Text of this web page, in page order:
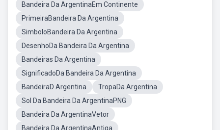
Bandeira Da ArgentinaEm Continente
PrimeiraBandeira Da Argentina
SimboloBandeira Da Argentina
DesenhoDa Bandeira Da Argentina
Bandeiras Da Argentina
SignificadoDa Bandeira Da Argentina
BandeiraD Argentina
TropaDa Argentina
Sol Da Bandeira Da ArgentinaPNG
Bandeira Da ArgentinaVetor
Bandeira Da ArgentinaAntiga